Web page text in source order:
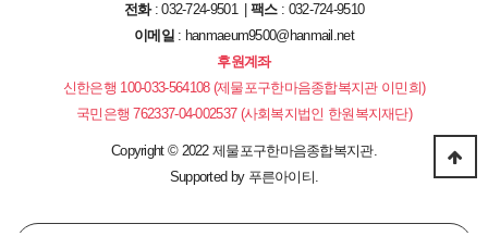
전화: 032-724-9501 |팩스: 032-724-9510
이메일: hanmaeum9500@hanmail.net
후원계좌
신한은행 100-033-564108 (제물포구한마음종합복지관 이민희)
국민은행 762337-04-002537 (사회복지법인 한원복지재단)
Copyright ©2022 제물포구한마음종합복지관.
Supported by 푸른아이티.